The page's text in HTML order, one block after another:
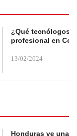
¿Qué tecnólogos
profesional en
13/02/2024
Honduras ve una